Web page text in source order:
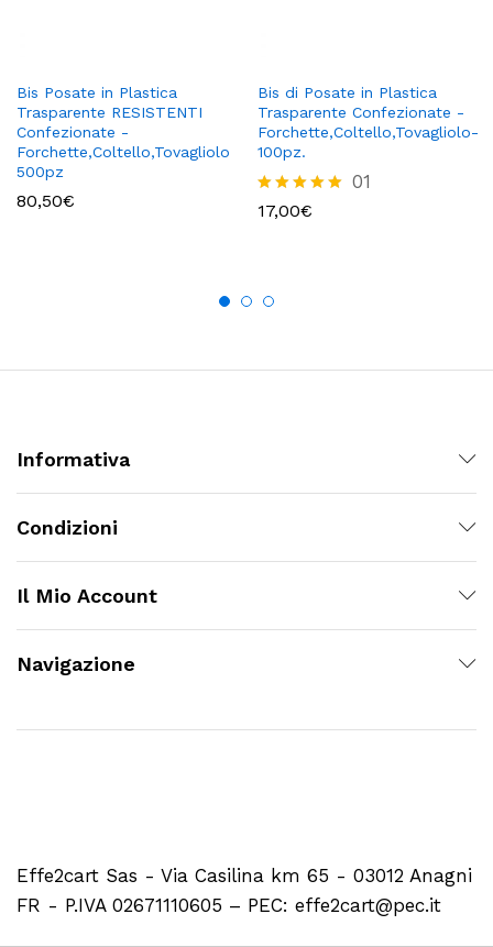
Bis Posate in Plastica
Trasparente RESISTENTI
Confezionate -
Forchette,Coltello,Tovagliolo
500pz
80,50€
Bis di Posate in Plastica
Trasparente Confezionate -
Forchette,Coltello,Tovagliolo-
100pz.
Valutato
01
17,00€
Informativa
Condizioni
Il Mio Account
Navigazione
Effe2cart Sas - Via Casilina km 65 - 03012 Anagni
FR - P.IVA 02671110605 – PEC: effe2cart@pec.it